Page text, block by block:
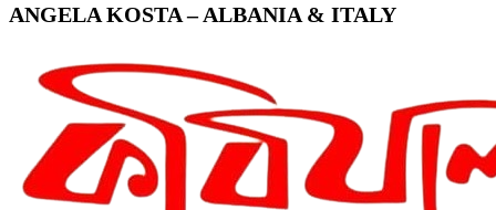
ANGELA KOSTA – ALBANIA & ITALY